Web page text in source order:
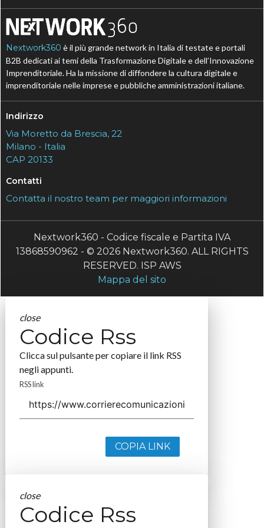
Nextwork360 è il più grande network in Italia di testate e portali
B2B dedicati ai temi della Trasformazione Digitale e dell’Innovazione
Imprenditoriale. Ha la missione di diffondere la cultura digitale e
imprenditoriale nelle imprese e pubbliche amministrazioni italiane.
Indirizzo
Via Moretto da Brescia, 22
Milano - Italia
CAP 20133
Contatti
Contatta il nostro team per maggiori informazioni
Nextwork360 - Codice fiscale e Partita IVA
13868590962 - © 2026 Nextwork360. ALL RIGHTS
RESERVED. ISP AWS
Mappa del sito
close
Codice Rss
Clicca sul pulsante per copiare il link RSS
negli appunti.
RSS link
COPIA LINK
close
Codice Rss